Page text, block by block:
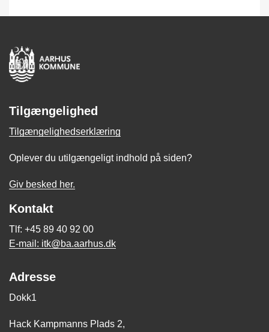
Tilgængelighed
Tilgængelighedserklæring
Oplever du utilgængeligt indhold på siden?
Giv besked her.
Kontakt
Tlf: +45 89 40 92 00
E-mail: itk@ba.aarhus.dk
Adresse
Dokk1
Hack Kampmanns Plads 2,